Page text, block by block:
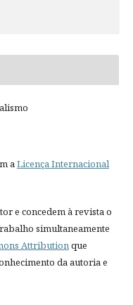
aLicença Internacional
e concedem à revista o
simultaneamente
Attributionque
da autoria e